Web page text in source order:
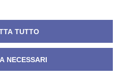
NISIDA. All rights reserved.
Cookie Policy
TUTTO
NECESSARI